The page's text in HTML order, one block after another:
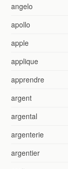
angelo
apollo
apple
applique
apprendre
argent
argental
argenterie
argentier